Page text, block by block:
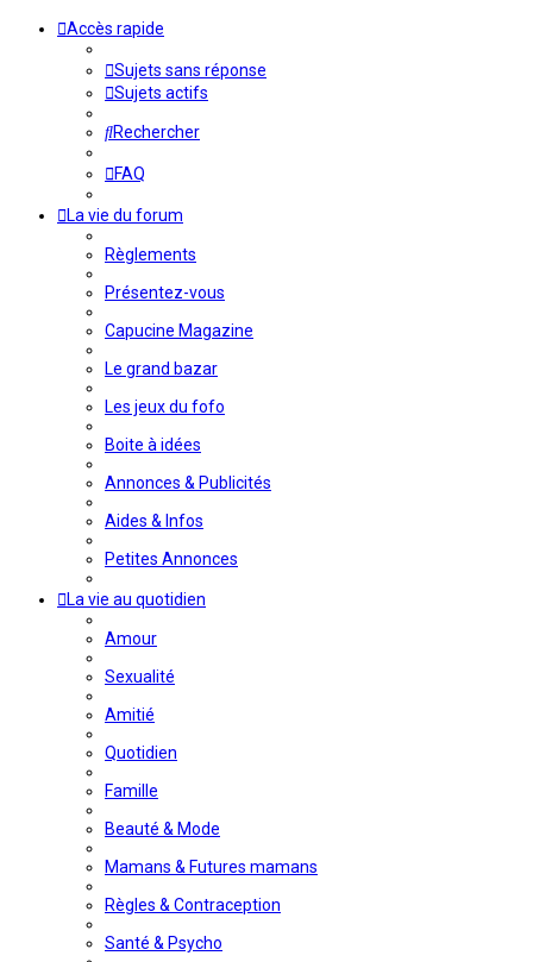
Accès rapide
Sujets sans réponse
Sujets actifs
Rechercher
FAQ
La vie du forum
Règlements
Présentez-vous
Capucine Magazine
Le grand bazar
Les jeux du fofo
Boite à idées
Annonces & Publicités
Aides & Infos
Petites Annonces
La vie au quotidien
Amour
Sexualité
Amitié
Quotidien
Famille
Beauté & Mode
Mamans & Futures mamans
Règles & Contraception
Santé & Psycho